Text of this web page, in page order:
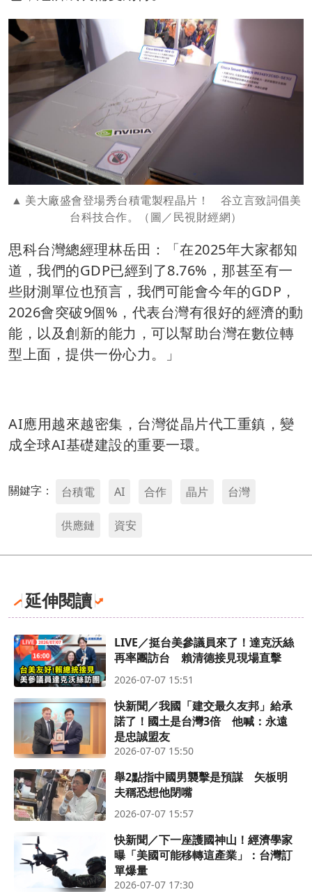
美大廠盛會登場秀台積電製程晶片！ 谷立言致詞倡美
台科技合作。（圖／民視財經網）
思科台灣總經理林岳田：「在2025年大家都知
道，我們的GDP已經到了8.76%，那甚至有一
些財測單位也預言，我們可能會今年的GDP，
2026會突破9個%，代表台灣有很好的經濟的動
能，以及創新的能力，可以幫助台灣在數位轉
型上面，提供一份心力。」
AI應用越來越密集，台灣從晶片代工重鎮，變
成全球AI基礎建設的重要一環。
關鍵字： 台積電 AI 合作 晶片 台灣
供應鏈 資安
延伸閱讀
LIVE／挺台美參議員來了！達克沃絲
再率團訪台 賴清德接見現場直擊
2026-07-07 15:51
快新聞／我國「建交最久友邦」給承
諾了！國土是台灣3倍 他喊：永遠
是忠誠盟友
2026-07-07 15:50
舉2點指中國男襲擊是預謀 矢板明
夫稱恐想他閉嘴
2026-07-07 15:57
快新聞／下一座護國神山！經濟學家
曝「美國可能移轉這產業」：台灣訂
單爆量
2026-07-07 17:30